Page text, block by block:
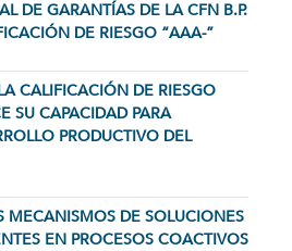
DE GARANTÍAS DE LA CFN B.P.
DE RIESGO “AAA-”
CALIFICACIÓN DE RIESGO
SU CAPACIDAD PARA
PRODUCTIVO DEL
MECANISMOS DE SOLUCIONES
EN PROCESOS COACTIVOS